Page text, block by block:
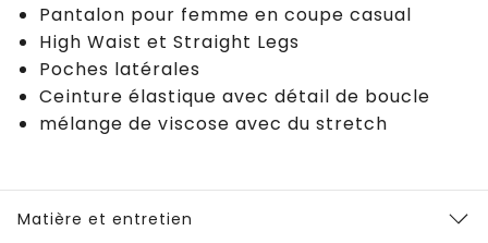
Pantalon pour femme en coupe casual
High Waist et Straight Legs
Poches latérales
Ceinture élastique avec détail de boucle
mélange de viscose avec du stretch
Matière et entretien